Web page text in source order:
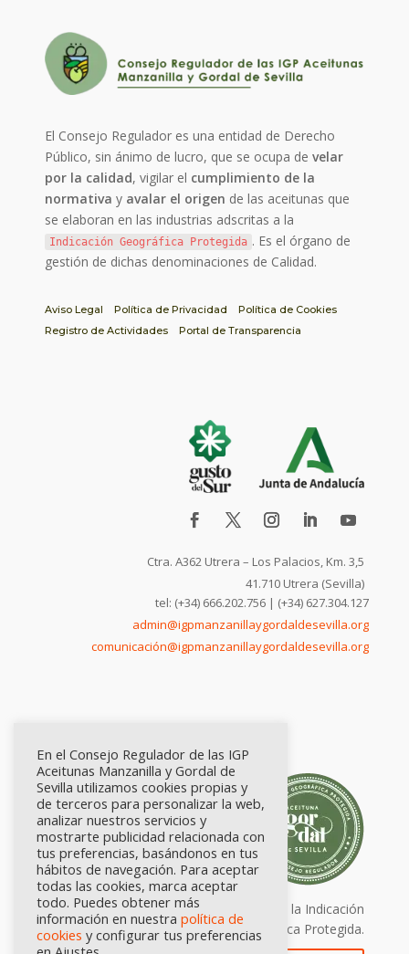
El Consejo Regulador es una entidad de Derecho
Público, sin ánimo de lucro, que se ocupa develar
por la calidad, vigilar el cumplimiento de la
normativa y avalar el origen de las aceitunas que
se elaboran en las industrias adscritas a la
Indicación Geográfica Protegida . Es el órgano de
gestión de dichas denominaciones de Calidad.
Aviso Legal Política de Privacidad
Política de Cookies
Registro de Actividades
Portal de Transparencia
Ctra. A362 Utrera – Los Palacios, Km. 3,5
41.710 Utrera (Sevilla)
tel: (+34) 666.202.756 | (+34) 627.304.127
admin@igpmanzanillaygordaldesevilla.org
comunicación@igpmanzanillaygordaldesevilla.org
Calidad certificada por Origen. Sellos de la Indicación
Geográfica Protegida.
En el Consejo Regulador de las IGP
Aceitunas Manzanilla y Gordal de
Sevilla utilizamos cookies propias y
de terceros para personalizar la web,
analizar nuestros servicios y
mostrarte publicidad relacionada con
tus preferencias, basándonos en tus
hábitos de navegación. Para aceptar
todas las cookies, marca aceptar
todo. Puedes obtener más
información en nuestra política de
cookies y configurar tus preferencias